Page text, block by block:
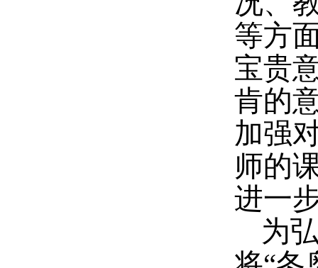
等方
宝贵
肯的
加强
师的
进一
为